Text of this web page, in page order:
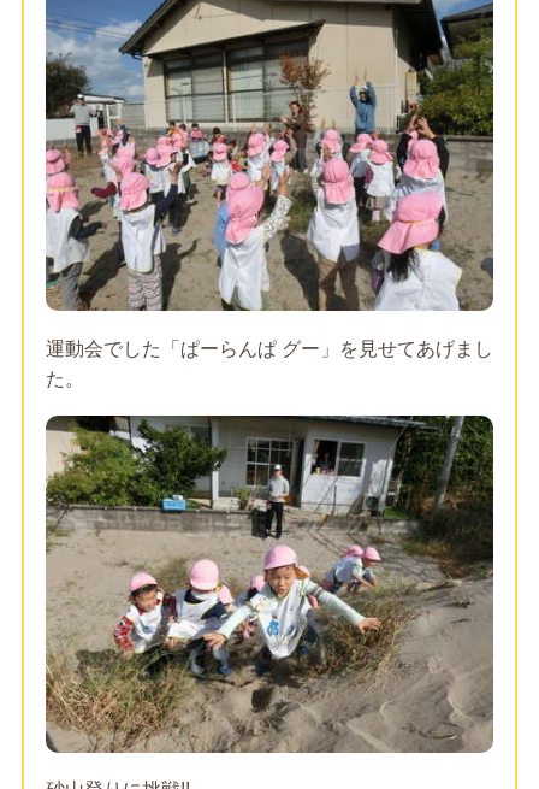
運動会でした「ぱーらんぱ グー」を見せてあげまし
た。